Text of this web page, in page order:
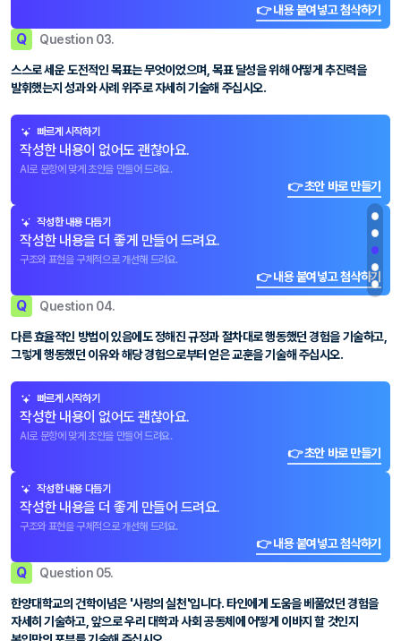
👉 내용 붙여넣고 첨삭하기
Q Question 03.
스스로 세운 도전적인 목표는 무엇이었으며, 목표 달성을 위해 어떻게 추진력을
발휘했는지 성과와 사례 위주로 자세히 기술해 주십시오.
빠르게 시작하기
작성한 내용이 없어도 괜찮아요.
AI로 문항에 맞게 초안을 만들어 드려요.
👉 초안 바로 만들기
작성한 내용 다듬기
작성한 내용을 더 좋게 만들어 드려요.
구조와 표현을 구체적으로 개선해 드려요.
👉 내용 붙여넣고 첨삭하기
Q Question 04.
다른 효율적인 방법이 있음에도 정해진 규정과 절차대로 행동했던 경험을 기술하고,
그렇게 행동했던 이유와 해당 경험으로부터 얻은 교훈을 기술해 주십시오.
빠르게 시작하기
작성한 내용이 없어도 괜찮아요.
AI로 문항에 맞게 초안을 만들어 드려요.
👉 초안 바로 만들기
작성한 내용 다듬기
작성한 내용을 더 좋게 만들어 드려요.
구조와 표현을 구체적으로 개선해 드려요.
👉 내용 붙여넣고 첨삭하기
Q Question 05.
한양대학교의 건학이념은 '사랑의 실천'입니다. 타인에게 도움을 베풀었던 경험을
자세히 기술하고, 앞으로 우리 대학과 사회 공동체에 어떻게 이바지 할 것인지